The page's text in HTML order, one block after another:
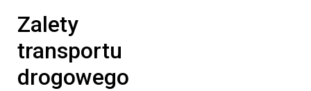
Zalety
transportu
drogowego